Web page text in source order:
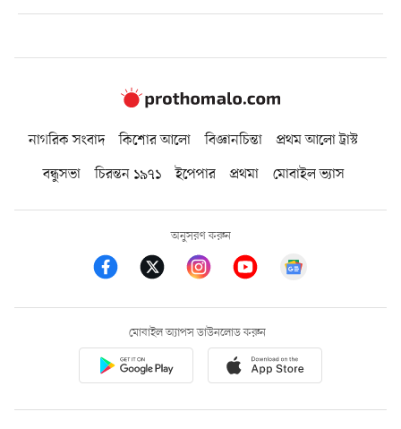
নাগরিক সংবাদ কিশোর আলো বিজ্ঞানচিন্তা
প্রথম আলো ট্রাস্ট
বন্ধুসভা
চিরন্তন ১৯৭১ ইপেপার প্রথমা মোবাইল ভ্যাস
অনুসরণ করুন
মোবাইল অ্যাপস ডাউনলোড করুন